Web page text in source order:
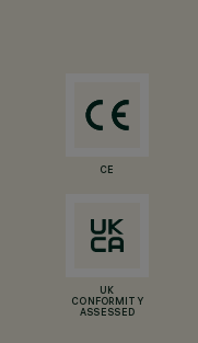
CE
UK
CONFORMITY
ASSESSED